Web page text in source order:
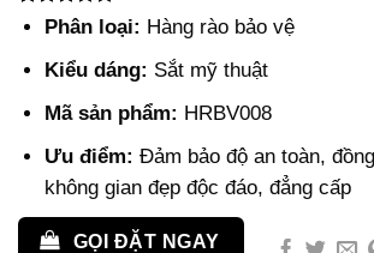
5.00trên 5
2
đánh giá
Phân loại: Hàng rào bảo vệ
Kiểu dáng: Sắt mỹ thuật
Mã sản phẩm: HRBV008
Ưu điểm: Đảm bảo độ an toàn,
không gian đẹp độc đáo, đẳng cấp
GỌI ĐẶT NGAY